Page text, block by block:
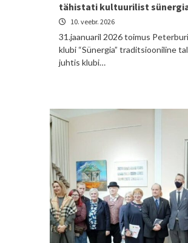
tähistati kultuurilist
10. veebr. 2026
31.jaanuaril 2026 toimus
klubi “Sünergia” traditsiooniline
juhtis klubi…